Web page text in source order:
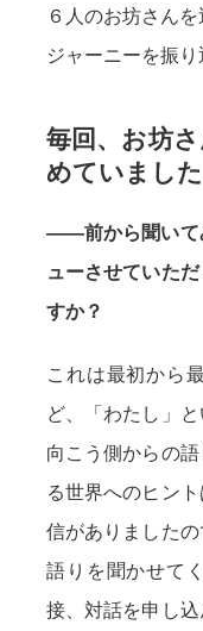
６人のお坊さん
ジャーニーを振り
毎回、お坊
めていました
——前から聞いて
ューさせていた
すか？
これは最初から
ど、「わたし」
向こう側からの
る世界へのヒン
信がありました
語りを聞かせて
接、対話を申し